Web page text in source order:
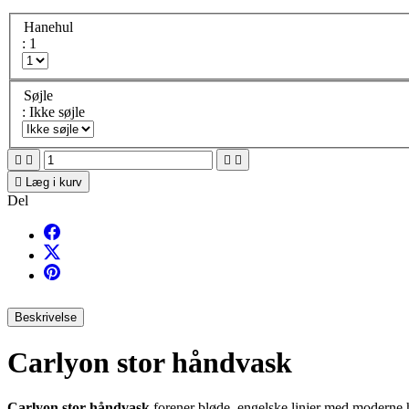
Hanehul
: 1
Søjle
: Ikke søjle
   
 Læg i kurv
Del
Beskrivelse
Carlyon stor håndvask